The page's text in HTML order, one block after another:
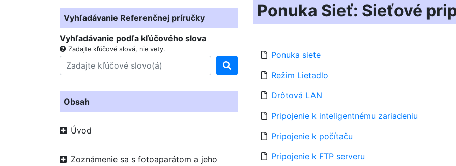
Vyhľadávanie Referenčnej príručky
Vyhľadávanie podľa kľúčového slova
Zadajte kľúčové slová, nie vety.
Obsah
Úvod
Zoznámenie sa s fotoaparátom a jeho
Ponuka Sieť: Sieťové
Ponuka siete
Režim Lietadlo
Drôtová LAN
Pripojenie k inteligentnému zariadeniu
Pripojenie k počítaču
Pripojenie k FTP serveru